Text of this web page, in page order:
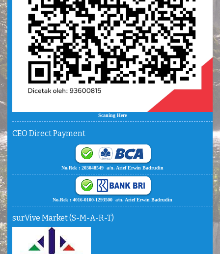
Scaning Here
CEO Direct Payment
No.Rek : 203048549 a/n. Arief Erwin Badrudin
No.Rek : 4016-0100-1293500 a/n. Arief Erwin Badrudin
surVive Market (S-M-A-R-T)